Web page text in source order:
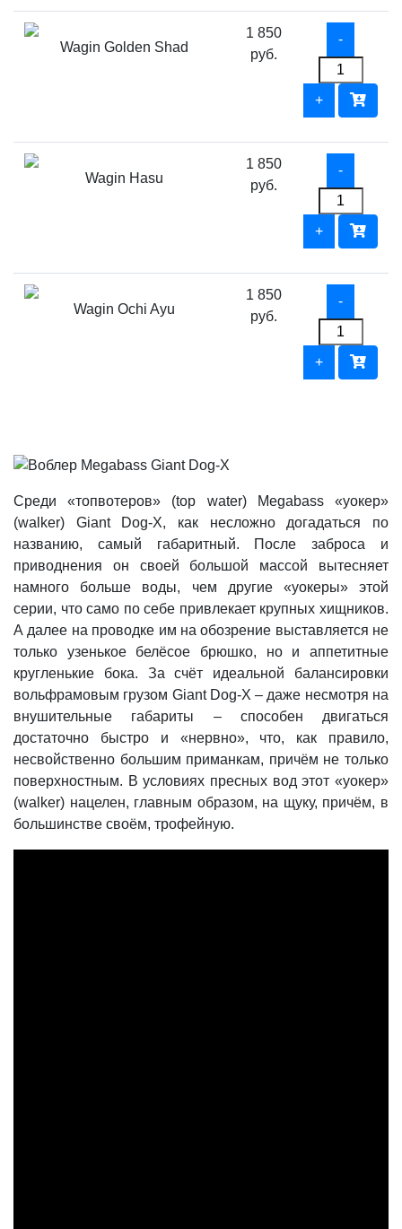
Wagin Golden Shad
1 850
руб.
Wagin Hasu
1 850
руб.
Wagin Ochi Ayu
1 850
руб.
Среди «топвотеров» (top water) Megabass «уокер»
(walker) Giant Dog-X, как несложно догадаться по
названию, самый габаритный. После заброса и
приводнения он своей большой массой вытесняет
намного больше воды, чем другие «уокеры» этой
серии, что само по себе привлекает крупных хищников.
А далее на проводке им на обозрение выставляется не
только узенькое белёсое брюшко, но и аппетитные
кругленькие бока. За счёт идеальной балансировки
вольфрамовым грузом Giant Dog-X – даже несмотря на
внушительные габариты – способен двигаться
достаточно быстро и «нервно», что, как правило,
несвойственно большим приманкам, причём не только
поверхностным. В условиях пресных вод этот «уокер»
(walker) нацелен, главным образом, на щуку, причём, в
большинстве своём, трофейную.